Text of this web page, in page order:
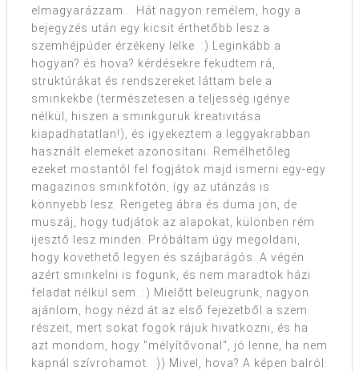
elmagyarázzam... Hát nagyon remélem, hogy a
bejegyzés után egy kicsit érthetőbb lesz a
szemhéjpúder érzékeny lelke. :) Leginkább a
hogyan? és hova? kérdésekre feküdtem rá,
struktúrákat és rendszereket láttam bele a
sminkekbe (természetesen a teljesség igénye
nélkül, hiszen a sminkguruk kreativitása
kiapadhatatlan!), és igyekeztem a leggyakrabban
használt elemeket azonosítani. Remélhetőleg
ezeket mostantól fel fogjátok majd ismerni egy-egy
magazinos sminkfotón, így az utánzás is
könnyebb lesz. Rengeteg ábra és duma jön, de
muszáj, hogy tudjátok az alapokat, különben rém
ijesztő lesz minden. Próbáltam úgy megoldani,
hogy követhető legyen és szájbarágós. A végén
azért sminkelni is fogunk, és nem maradtok házi
feladat nélkül sem. :) Mielőtt beleugrunk, nagyon
ajánlom, hogy nézd át az első fejezetből a szem
részeit, mert sokat fogok rájuk hivatkozni, és ha
azt mondom, hogy "mélyítővonal", jó lenne, ha nem
kapnál szívrohamot. :)) Mivel, hova? A képen balról: